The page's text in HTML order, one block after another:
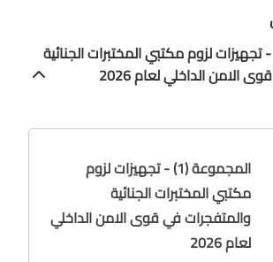
(1) - تجهيزات لزوم مكتبي المختبرات الجنائية
الامن الداخلي لعام 2026
المجموعة (1) - تجهيزات لزوم
مكتبي المختبرات الجنائية
والمتفجرات في قوى الامن الداخلي
لعام 2026